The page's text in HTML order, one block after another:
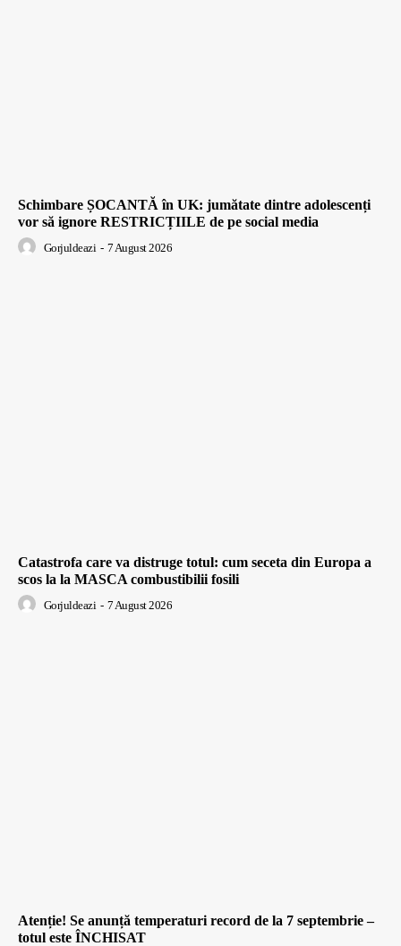
Schimbare ȘOCANTĂ în UK: jumătate dintre adolescenți
vor să ignore RESTRICȚIILE de pe social media
Gorjuldeazi - 7 August 2026
Catastrofa care va distruge totul: cum seceta din Europa a
scos la la MASCA combustibilii fosili
Gorjuldeazi - 7 August 2026
Atenție! Se anunță temperaturi record de la 7 septembrie –
totul este ÎNCHISAT